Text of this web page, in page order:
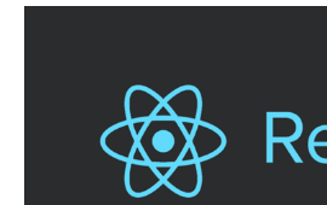
profesionālo vidusskolu